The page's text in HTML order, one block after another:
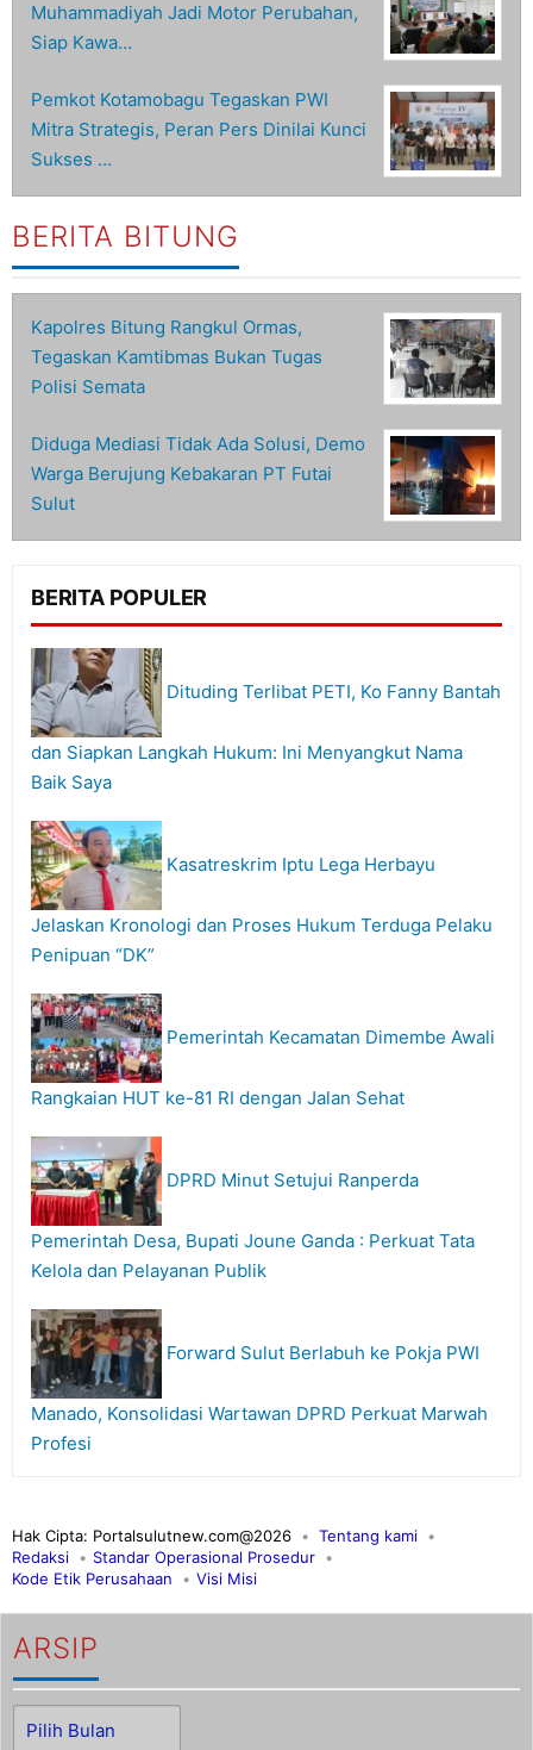
Muhammadiyah Jadi Motor Perubahan,
Siap Kawa…
Pemkot Kotamobagu Tegaskan PWI
Mitra Strategis, Peran Pers Dinilai Kunci
Sukses …
BERITA BITUNG
Kapolres Bitung Rangkul Ormas,
Tegaskan Kamtibmas Bukan Tugas
Polisi Semata
Diduga Mediasi Tidak Ada Solusi, Demo
Warga Berujung Kebakaran PT Futai
Sulut
BERITA POPULER
Dituding Terlibat PETI, Ko Fanny Bantah
dan Siapkan Langkah Hukum: Ini Menyangkut Nama
Baik Saya
Kasatreskrim Iptu Lega Herbayu
Jelaskan Kronologi dan Proses Hukum Terduga Pelaku
Penipuan “DK”
Pemerintah Kecamatan Dimembe Awali
Rangkaian HUT ke-81 RI dengan Jalan Sehat
DPRD Minut Setujui Ranperda
Pemerintah Desa, Bupati Joune Ganda : Perkuat Tata
Kelola dan Pelayanan Publik
Forward Sulut Berlabuh ke Pokja PWI
Manado, Konsolidasi Wartawan DPRD Perkuat Marwah
Profesi
Hak Cipta: Portalsulutnew.com@2026
Tentang kami
Redaksi
Standar Operasional Prosedur
Kode Etik Perusahaan
Visi Misi
ARSIP
Arsip